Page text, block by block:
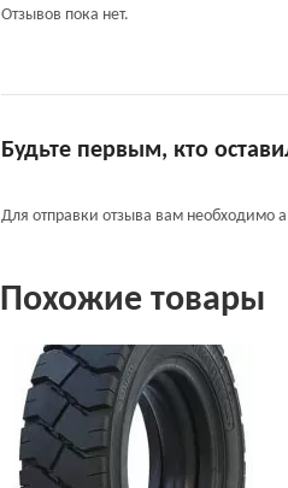
Отзывов пока нет.
Будьте первым, кто
Для отправки отзыва вам необходимо
Похожие товары